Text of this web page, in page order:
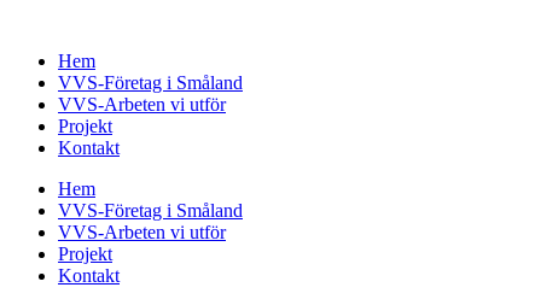
contentHem
VVS-Företag i Småland
VVS-Arbeten vi utför
Projekt
Kontakt
Hem
VVS-Företag i Småland
VVS-Arbeten vi utför
Projekt
Kontakt